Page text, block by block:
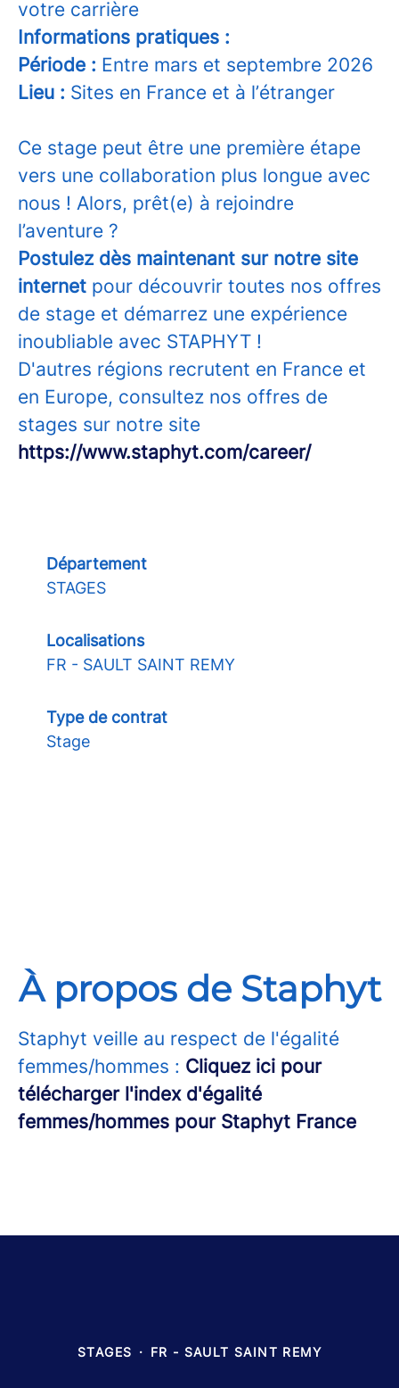
votre carrière
Informations pratiques :
Période : Entre mars et septembre 2026
Lieu : Sites en France et à l’étranger
Ce stage peut être une première étape
vers une collaboration plus longue avec
nous ! Alors, prêt(e) à rejoindre
l’aventure ?
Postulez dès maintenant sur notre site
internet pour découvrir toutes nos offres
de stage et démarrez une expérience
inoubliable avec STAPHYT !
D'autres régions recrutent en France et
en Europe, consultez nos offres de
stages sur notre site
https://www.staphyt.com/career/
Département
STAGES
Localisations
FR - SAULT SAINT REMY
Type de contrat
Stage
À propos de Staphyt
Staphyt veille au respect de l'égalité
femmes/hommes : Cliquez ici pour
télécharger l'index d'égalité
femmes/hommes pour Staphyt France
STAGES · FR - SAULT SAINT REMY